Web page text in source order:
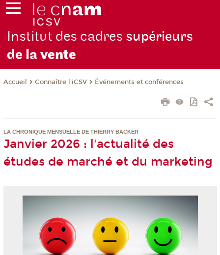
Institut des cadres supérieurs
de lavente
Accueil Connaître l'iCSV Événements et conférences
LA CHRONIQUE MENSUELLE DE THIERRY BACKER
Janvier 2026 : l'actualité des
études de marché et du marketing